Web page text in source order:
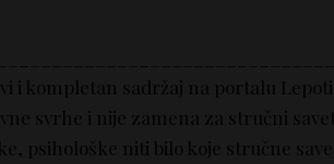
i kompletan sadržaj na portalu
svrhe i nije zamena za stručni
psihološke niti bilo koje stručne